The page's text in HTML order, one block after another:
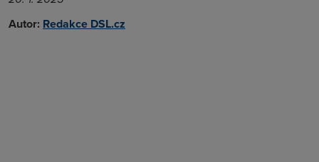
Autor: Redakce DSL.cz